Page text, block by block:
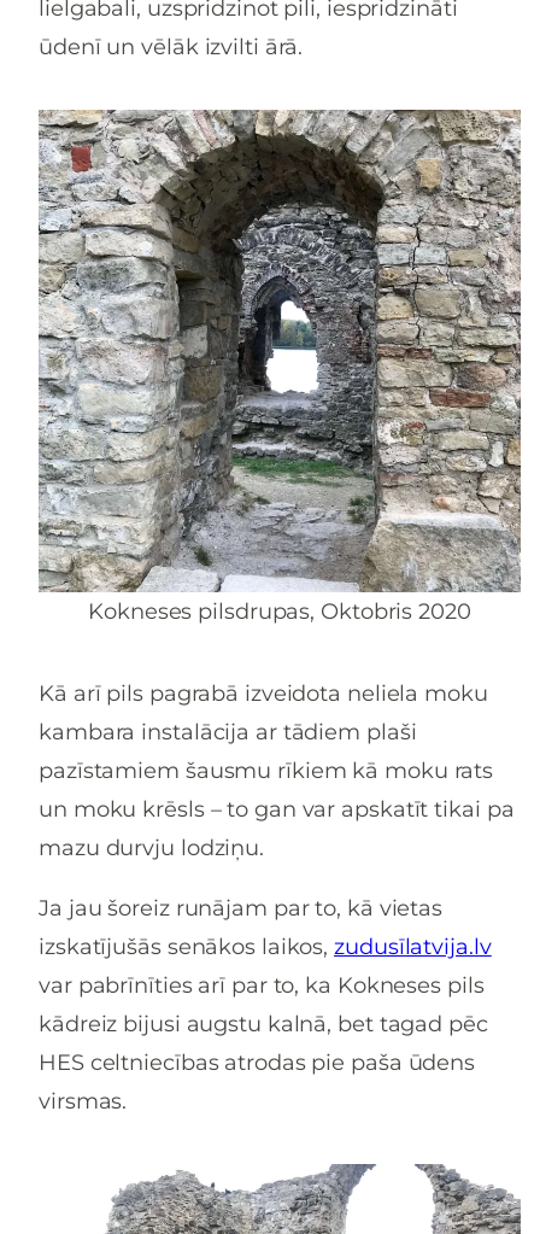
lielgabali, uzspridzinot pili, iespridzināti
ūdenī un vēlāk izvilti ārā.
Kokneses pilsdrupas, Oktobris 2020
Kā arī pils pagrabā izveidota neliela moku
kambara instalācija ar tādiem plaši
pazīstamiem šausmu rīkiem kā moku rats
un moku krēsls – to gan var apskatīt tikai pa
mazu durvju lodziņu.
Ja jau šoreiz runājam par to, kā vietas
izskatījušās senākos laikos,zudusīlatvija.lv
var pabrīnīties arī par to, ka Kokneses pils
kādreiz bijusi augstu kalnā, bet tagad pēc
HES celtniecības atrodas pie paša ūdens
virsmas.